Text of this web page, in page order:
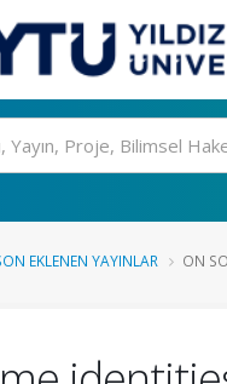
EKLENEN YAYINLAR ON